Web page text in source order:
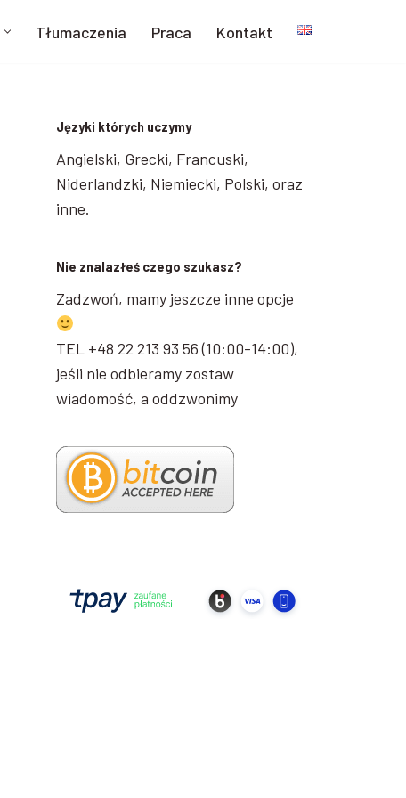
Tłumaczenia Praca Kontakt
Języki których uczymy
Angielski, Grecki, Francuski,
Niderlandzki, Niemiecki, Polski, oraz
inne.
Nie znalazłeś czego szukasz?
Zadzwoń, mamy jeszcze inne opcje
TEL +48 22 213 93 56 (10:00-14:00),
jeśli nie odbieramy zostaw
wiadomość, a oddzwonimy